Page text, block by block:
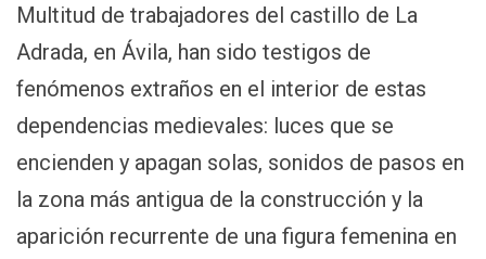
Multitud de trabajadores del castillo de La
Adrada, en Ávila, han sido testigos de
fenómenos extraños en el interior de estas
dependencias medievales: luces que se
encienden y apagan solas, sonidos de pasos en
la zona más antigua de la construcción y la
aparición recurrente de una figura femenina en